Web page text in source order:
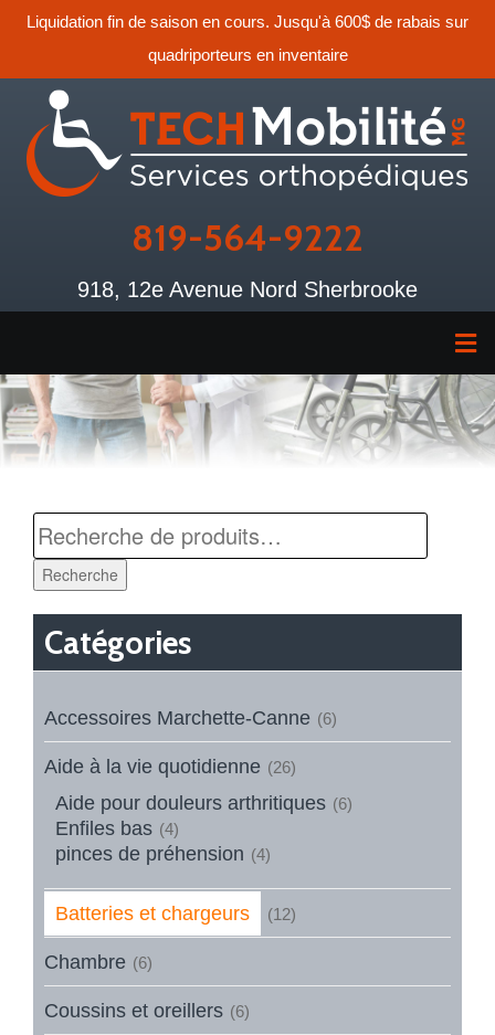
Liquidation fin de saison en cours. Jusqu'à 600$ de rabais sur
quadriporteurs en inventaire
819-564-9222
918, 12e Avenue Nord Sherbrooke
Recherche
Catégories
Accessoires Marchette-Canne (6)
Aide à la vie quotidienne (26)
Aide pour douleurs arthritiques (6)
Enfiles bas (4)
pinces de préhension (4)
Batteries et chargeurs (12)
Chambre (6)
Coussins et oreillers (6)